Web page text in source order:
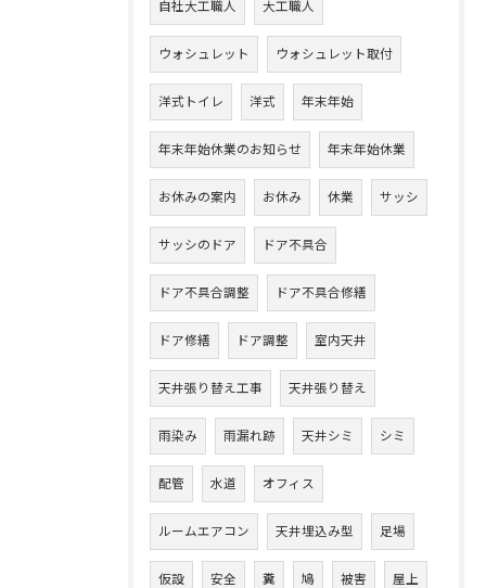
自社大工職人 大工職人
ウォシュレット ウォシュレット取付
洋式トイレ 洋式 年末年始
年末年始休業のお知らせ 年末年始休業
お休みの案内 お休み 休業 サッシ
サッシのドア ドア不具合
ドア不具合調整 ドア不具合修繕
ドア修繕 ドア調整 室内天井
天井張り替え工事 天井張り替え
雨染み 雨漏れ跡 天井シミ シミ
配管 水道 オフィス
ルームエアコン 天井埋込み型 足場
仮設 安全 糞 鳩 被害 屋上